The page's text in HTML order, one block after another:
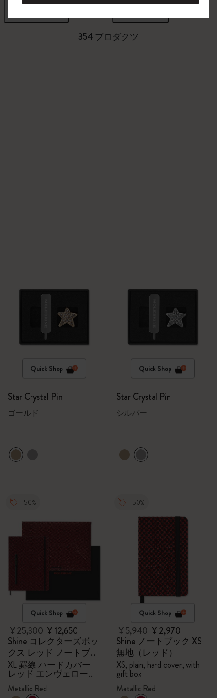
354 プロダクツ
Quick Shop
Star Crystal Pin
ゴールド
Quick Shop
Star Crystal Pin
シルバー
-50%
Quick Shop
¥ 25,300¥ 12,650
Shine コレクターズボッ
クス レッド ノートブッ
ク
XL 罫線 ハードカバー
レッド エンヴェロープ
Kaweco（カヴェコ）万
年筆（ブラック）
Metallic Red
-50%
Quick Shop
¥ 5,940¥ 2,970
Shine ノートブック XS
無地（レッド）
XS, plain, hard cover, with
gift box
Metallic Red